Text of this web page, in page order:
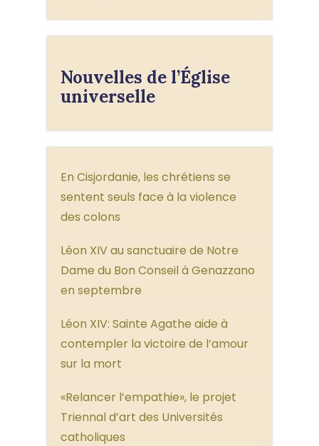
Nouvelles de l’Église
universelle
En Cisjordanie, les chrétiens se
sentent seuls face à la violence
des colons
Léon XIV au sanctuaire de Notre
Dame du Bon Conseil à Genazzano
en septembre
Léon XIV: Sainte Agathe aide à
contempler la victoire de l’amour
sur la mort
«Relancer l’empathie», le projet
Triennal d’art des Universités
catholiques